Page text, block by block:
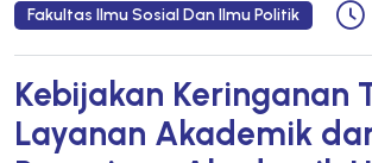
Fakultas Ilmu Sosial Dan Ilmu Politik
Kebijakan Keringanan
Layanan Akademik